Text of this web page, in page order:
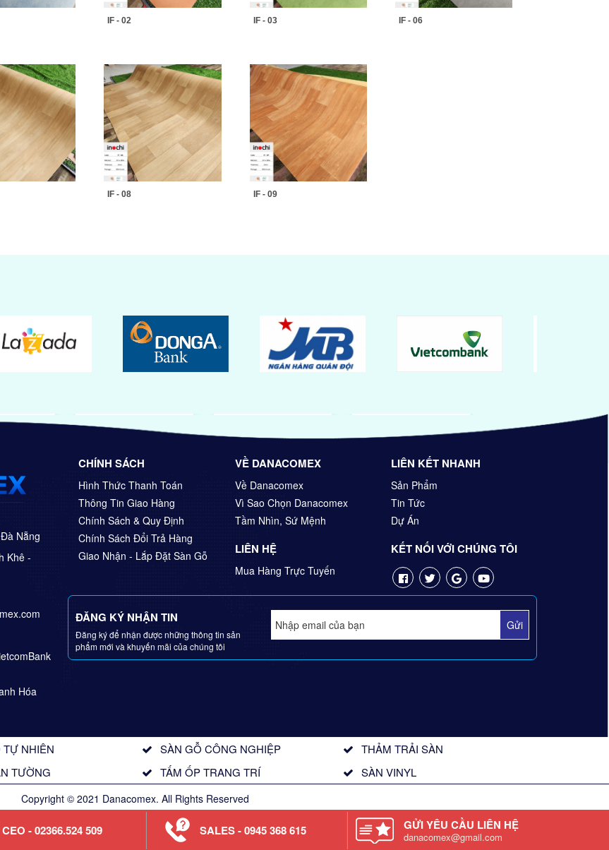
IF - 02 IF - 03 IF - 06
IF - 08 IF - 09
Nẵng
Khê -
Hóa
CHÍNH SÁCH
Hình Thức Thanh Toán
Thông Tin Giao Hàng
Chính Sách & Quy Định
Chính Sách Đổi Trả Hàng
Giao Nhận - Lắp Đặt Sàn Gỗ
VỀ DANACOMEX
Về Danacomex
Vì Sao Chọn Danacomex
Tầm Nhìn, Sứ Mệnh
LIÊN HỆ
Mua Hàng Trực Tuyến
LIÊN KẾT NHANH
Sản Phẩm
Tin Tức
Dự Án
KẾT NỐI VỚI CHÚNG TÔI
ĐĂNG KÝ NHẬN TIN
Đăng ký để nhận được những thông tin sản
phẩm mới và khuyến mãi của chúng tôi
TỰ NHIÊN SÀN GỖ CÔNG NGHIỆP
THẢM TRẢI SÀN
TƯỜNG TẤM ỐP TRANG TRÍ SÀN VINYL
Copyright © 2021 Danacomex. All Rights Reserved
CEO - 02366.524 509 SALES - 0945 368 615 GỬI YÊU CẦU LIÊN HỆ
danacomex@gmail.com